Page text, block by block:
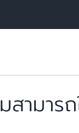
ามาร